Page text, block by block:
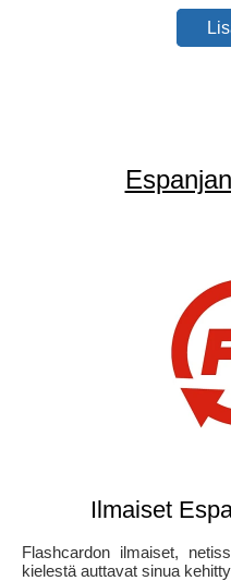
Ilmaiset
Flashcardon ilmaiset,
kielestä auttavat sinua